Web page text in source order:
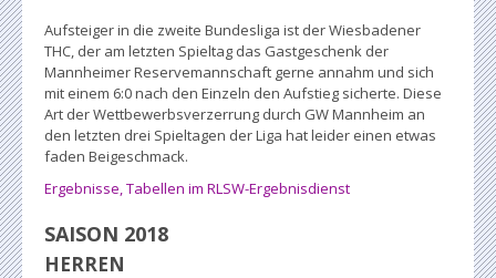
Aufsteiger in die zweite Bundesliga ist der Wiesbadener
THC, der am letzten Spieltag das Gastgeschenk der
Mannheimer Reservemannschaft gerne annahm und sich
mit einem 6:0 nach den Einzeln den Aufstieg sicherte. Diese
Art der Wettbewerbsverzerrung durch GW Mannheim an
den letzten drei Spieltagen der Liga hat leider einen etwas
faden Beigeschmack.
Ergebnisse, Tabellen im RLSW-Ergebnisdienst
SAISON 2018
HERREN